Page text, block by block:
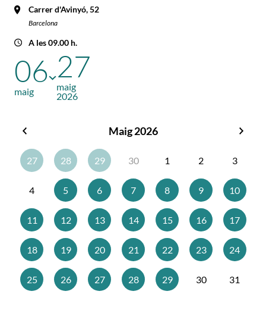
Carrer d'Avinyó, 52
Barcelona
A les 09.00 h.
06
maig
27
maig
2026
Maig 2026
27
28 29 30 1 2 3
4 5 6 7 8 9 10
11 12 13 14 15 16 17
18 19 20 21 22 23 24
25 26 27 28 29 30 31